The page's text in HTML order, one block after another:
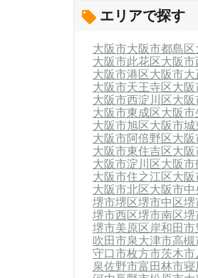
エリアで探す
大阪市大阪市都島区
大阪市此花区大阪市
大阪市港区大阪市大
大阪市天王寺区大
大阪市西淀川区大
大阪市東成区大阪
大阪市旭区大阪市城
大阪市阿倍野区大
大阪市東住吉区大
大阪市淀川区大阪
大阪市住之江区大
大阪市北区大阪市中
堺市堺区堺市中区堺
堺市西区堺市南区堺
堺市美原区岸和田市
吹田市泉大津市高槻
守口市枚方市茨木市
泉佐野市富田林市寝